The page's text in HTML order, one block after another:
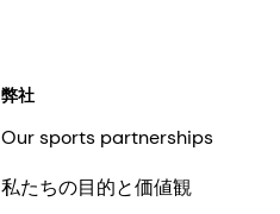
弊社
Our sports partnerships
私たちの目的と価値観